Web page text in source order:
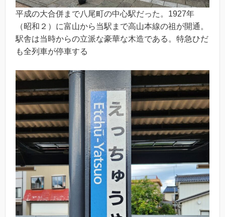
平成の大合併まで八尾町の中心駅だった。1927年
（昭和２）に富山から当駅まで高山本線の祖が開通。
駅舎は当時からの立派な豪華な木造である。特急ひだ
も全列車が停車する